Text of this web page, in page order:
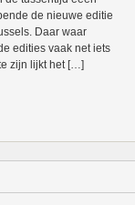
de nieuwe editie
Daar waar
edities vaak net iets
zijn lijkt het […]